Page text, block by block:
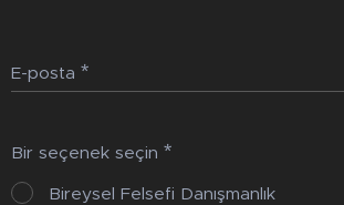
E-posta
Bir seçenek seçin
Bireysel Felsefi Danışmanlık